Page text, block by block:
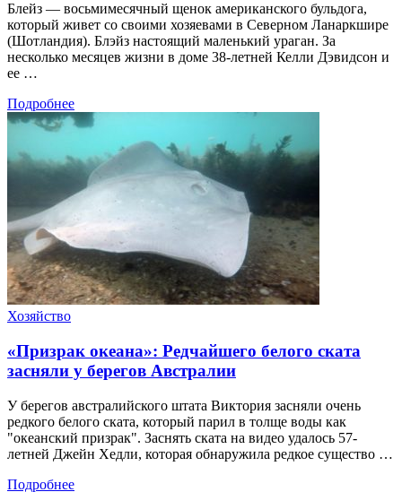
Блейз — восьмимесячный щенок американского бульдога,
который живет со своими хозяевами в Северном Ланаркшире
(Шотландия). Блэйз настоящий маленький ураган. За
несколько месяцев жизни в доме 38-летней Келли Дэвидсон и
ее …
Подробнее
Хозяйство
«Призрак океана»: Редчайшего белого ската
засняли у берегов Австралии
У берегов австралийского штата Виктория засняли очень
редкого белого ската, который парил в толще воды как
"океанский призрак". Заснять ската на видео удалось 57-
летней Джейн Хедли, которая обнаружила редкое существо …
Подробнее